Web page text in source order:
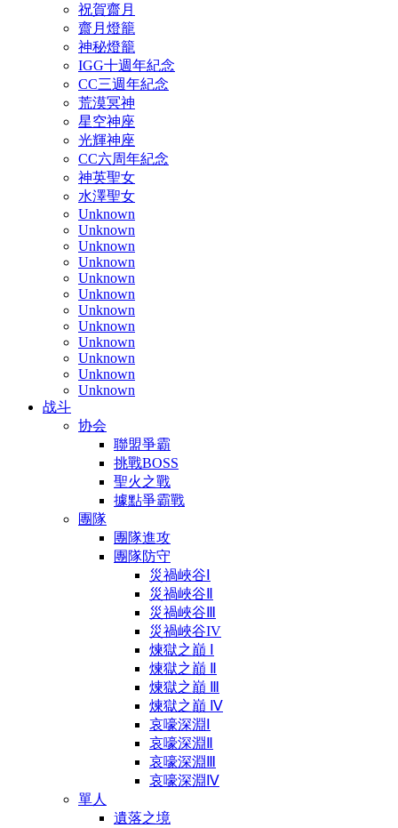
祝賀齋月
齋月燈籠
神秘燈籠
IGG十週年紀念
CC三週年紀念
荒漠冥神
星空神座
光輝神座
CC六周年紀念
神英聖女
水澤聖女
Unknown
Unknown
Unknown
Unknown
Unknown
Unknown
Unknown
Unknown
Unknown
Unknown
Unknown
Unknown
战斗
协会
聯盟爭霸
挑戰BOSS
聖火之戰
據點爭霸戰
團隊
團隊進攻
團隊防守
災禍峽谷Ⅰ
災禍峽谷Ⅱ
災禍峽谷Ⅲ
災禍峽谷IV
煉獄之巔 Ⅰ
煉獄之巔 Ⅱ
煉獄之巔 Ⅲ
煉獄之巔 Ⅳ
哀嚎深淵Ⅰ
哀嚎深淵Ⅱ
哀嚎深淵Ⅲ
哀嚎深淵Ⅳ
單人
遺落之境